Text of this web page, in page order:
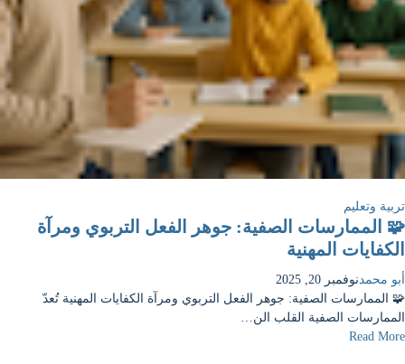
تربية وتعليم
🧩 الممارسات الصفية: جوهر الفعل التربوي ومرآة
الكفايات المهنية
أبو محمد نوفمبر 20, 2025
🧩 الممارسات الصفية: جوهر الفعل التربوي ومرآة الكفايات المهنية تُعدّ
الممارسات الصفية القلب الن…
Read More